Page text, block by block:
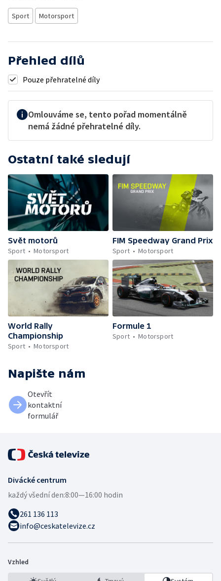
Sport Motorsport
Přehled dílů
Pouze přehratelné díly
Omlouváme se, tento pořad momentálně
nemá žádné přehratelné díly.
Ostatní také sledují
Svět motorů
Sport
Motorsport
FIM Speedway Grand Prix
Sport
Motorsport
World Rally
Championship
Sport
Motorsport
Formule 1
Sport
Motorsport
Napište nám
Otevřít
kontaktní
formulář
Divácké centrum
každý všední den:8:00—16:00 hodin
261 136 113
info@ceskatelevize.cz
Vzhled